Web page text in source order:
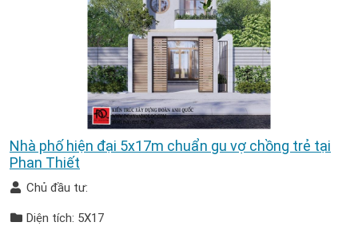
Nhà phố hiện đại 5x17m chuẩn gu vợ chồng trẻ tại
Phan Thiết
Chủ đầu tư:
Diện tích: 5X17